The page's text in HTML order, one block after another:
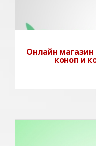
Онлайн магазин
коноп и